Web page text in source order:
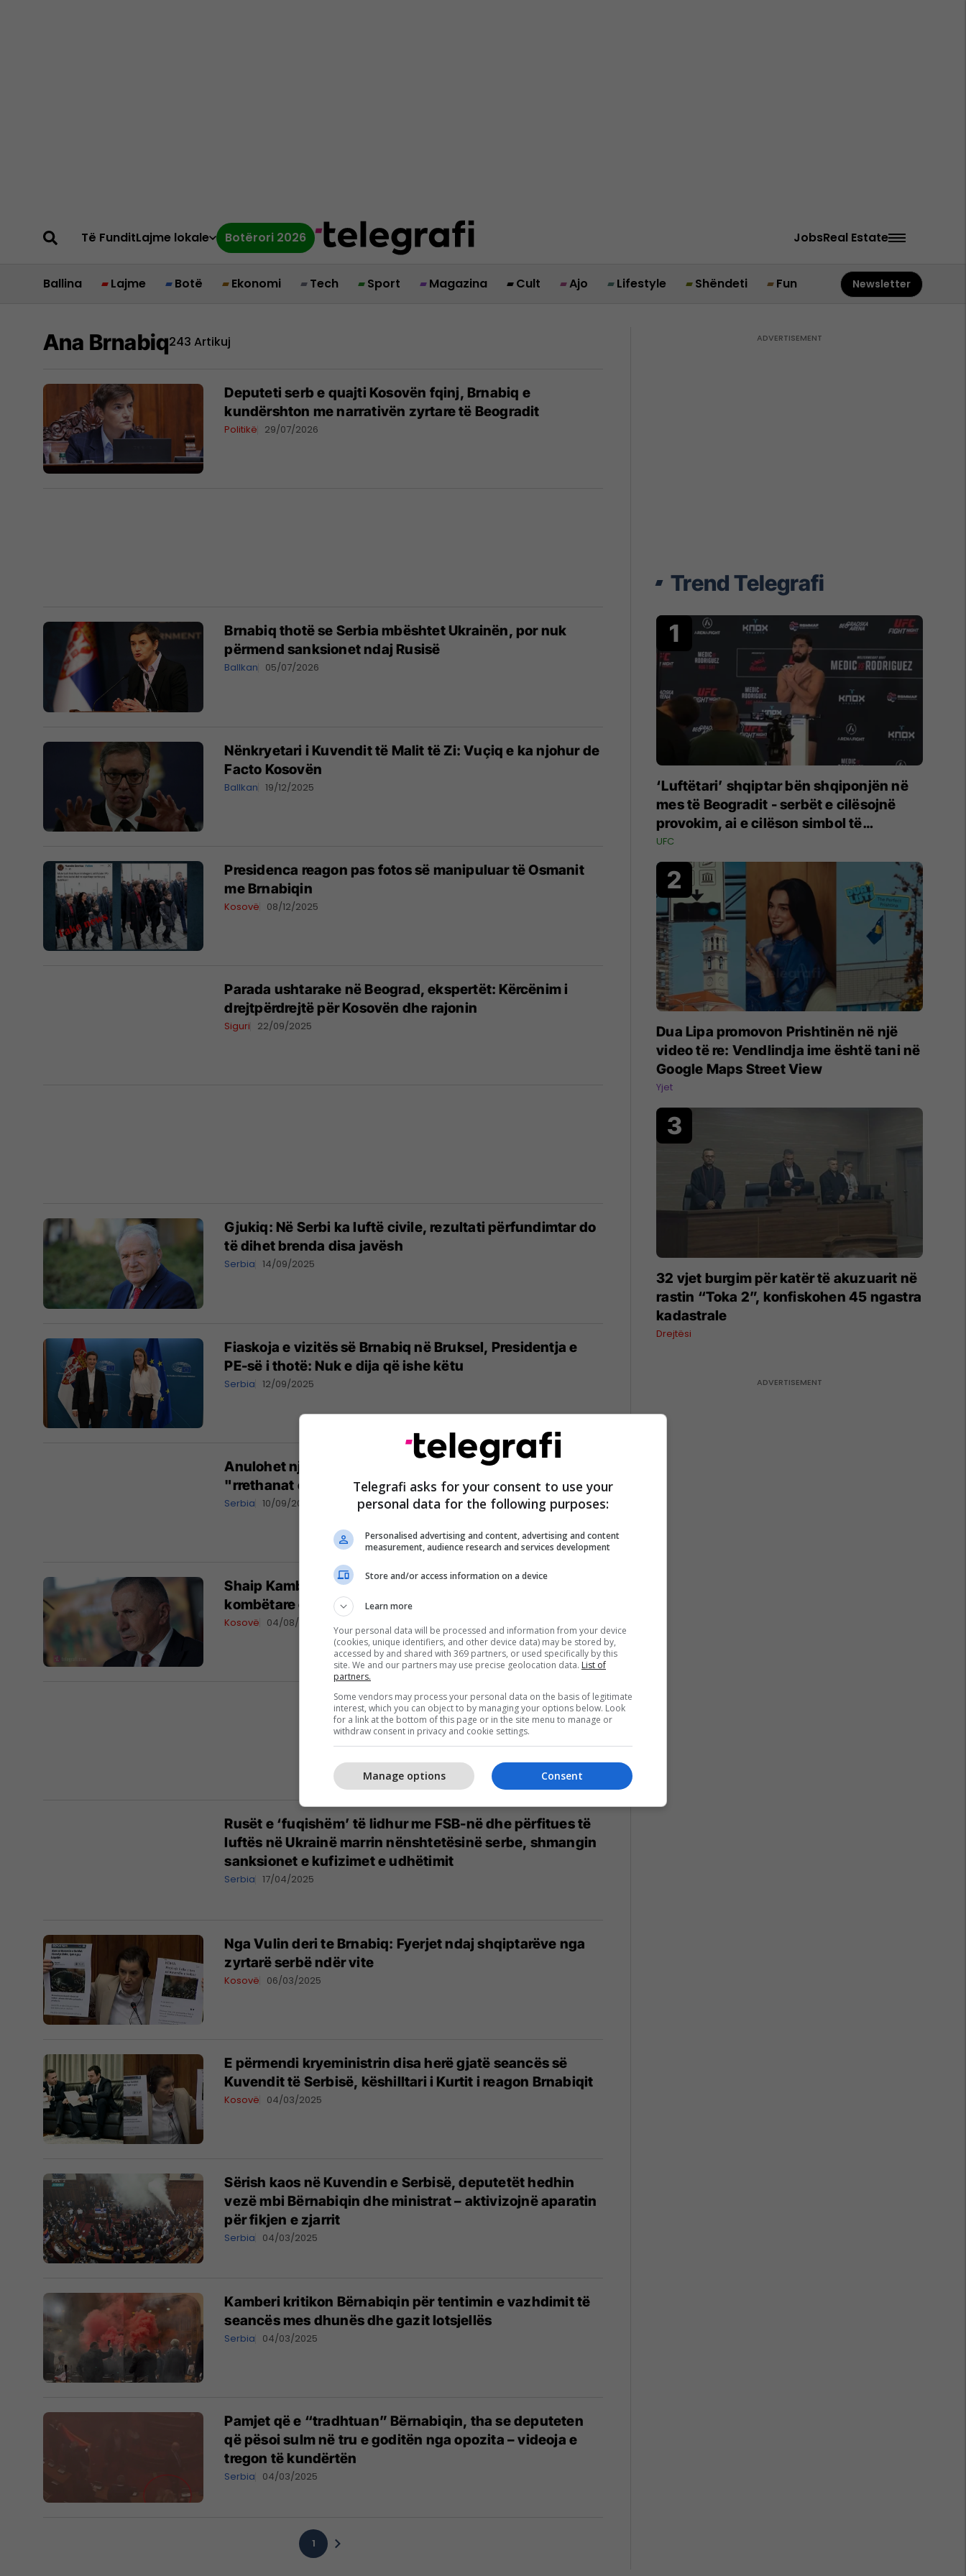
Të FunditLajme lokale Botërori 2026 JobsReal Estate
Ballina Lajme Botë Ekonomi Tech Sport Magazina Cult Ajo Lifestyle Shëndeti Fun Newsletter
Ana Brnabiq243 Artikuj
Deputeti serb e quajti Kosovën fqinj, Brnabiq e
kundërshton me narrativën zyrtare të Beogradit
Politikë 29/07/2026
Brnabiq thotë se Serbia mbështet Ukrainën, por nuk
përmend sanksionet ndaj Rusisë
Ballkan 05/07/2026
Nënkryetari i Kuvendit të Malit të Zi: Vuçiq e ka njohur de
Facto Kosovën
Ballkan 19/12/2025
Presidenca reagon pas fotos së manipuluar të Osmanit
me Brnabiqin
Kosovë 08/12/2025
​Parada ushtarake në Beograd, ekspertët: Kërcënim i
drejtpërdrejtë për Kosovën dhe rajonin
Siguri 22/09/2025
Gjukiq: Në Serbi ka luftë civile, rezultati përfundimtar do
të dihet brenda disa javësh
Serbia 14/09/2025
Fiaskoja e vizitës së Brnabiq në Bruksel, Presidentja e
PE-së i thotë: Nuk e dija që ishe këtu
Serbia 12/09/2025
Anulohet një takim i Brnabiq në Bruksel – shkak
"rrethanat e paparashikuara"
Serbia 10/09/2025
Shaip Kamberi padit Ana Brnabiqin për nxitje të urrejtjes
kombëtare e fetare
Kosovë 04/08/2025
Rusët e ‘fuqishëm’ të lidhur me FSB-në dhe përfitues të
luftës në Ukrainë marrin nënshtetësinë serbe, shmangin
sanksionet e kufizimet e udhëtimit
Serbia 17/04/2025
Nga Vulin deri te Brnabiq: Fyerjet ndaj shqiptarëve nga
zyrtarë serbë ndër vite
Kosovë 06/03/2025
E përmendi kryeministrin disa herë gjatë seancës së
Kuvendit të Serbisë, këshilltari i Kurtit i reagon Brnabiqit
Kosovë 04/03/2025
Sërish kaos në Kuvendin e Serbisë, deputetët hedhin
vezë mbi Bërnabiqin dhe ministrat – aktivizojnë aparatin
për fikjen e zjarrit
Serbia 04/03/2025
Kamberi kritikon Bërnabiqin për tentimin e vazhdimit të
seancës mes dhunës dhe gazit lotsjellës
Serbia 04/03/2025
Pamjet që e “tradhtuan” Bërnabiqin, tha se deputeten
që pësoi sulm në tru e goditën nga opozita – videoja e
tregon të kundërtën
Serbia 04/03/2025
1
Trend Telegrafi
‘Luftëtari’ shqiptar bën shqiponjën në
mes të Beogradit - serbët e cilësojnë
provokim, ai e cilëson simbol të
identitetit
UFC
Dua Lipa promovon Prishtinën në një
video të re: Vendlindja ime është tani në
Google Maps Street View
Yjet
32 vjet burgim për katër të akuzuarit në
rastin “Toka 2”, konfiskohen 45 ngastra
kadastrale
Drejtësi
Telegrafi asks for your consent to use your
personal data for the following purposes:
Personalised advertising and content, advertising and content
measurement, audience research and services development
Store and/or access information on a device
Learn more
Your personal data will be processed and information from your device
(cookies, unique identifiers, and other device data) may be stored by,
accessed by and shared with 369 partners, or used specifically by this
site. We and our partners may use precise geolocation data. List of
partners.
Some vendors may process your personal data on the basis of legitimate
interest, which you can object to by managing your options below. Look
for a link at the bottom of this page or in the site menu to manage or
withdraw consent in privacy and cookie settings.
Consent
Manage options